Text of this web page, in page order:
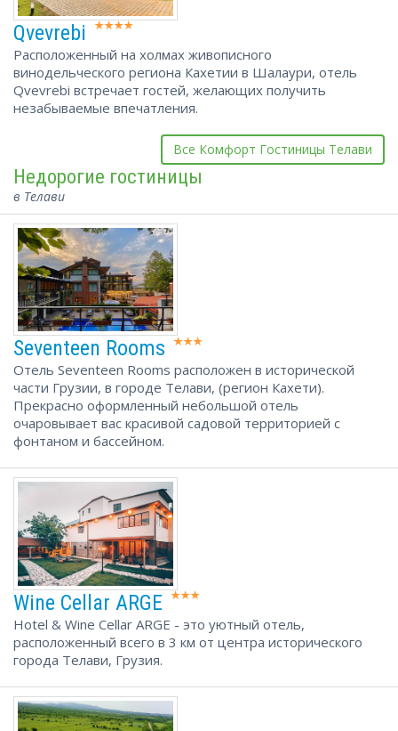
Qvevrebi
Расположенный на холмах живописного
винодельческого региона Кахетии в Шалаури, отель
Qvevrebi встречает гостей, желающих получить
незабываемые впечатления.
Все Комфорт Гостиницы Телави
Недорогие гостиницы
в Телави
Seventeen Rooms
Отель Seventeen Rooms расположен в исторической
части Грузии, в городе Телави, (регион Кахети).
Прекрасно оформленный небольшой отель
очаровывает вас красивой садовой территорией с
фонтаном и бассейном.
Wine Cellar ARGE
Hotel & Wine Cellar ARGE - это уютный отель,
расположенный всего в 3 км от центра исторического
города Телави, Грузия.